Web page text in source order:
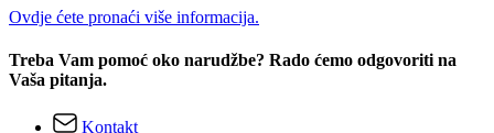
Ovdje ćete pronaći više informacija.
Treba Vam pomoć oko narudžbe? Rado ćemo odgovoriti na
Vaša pitanja.
Kontakt